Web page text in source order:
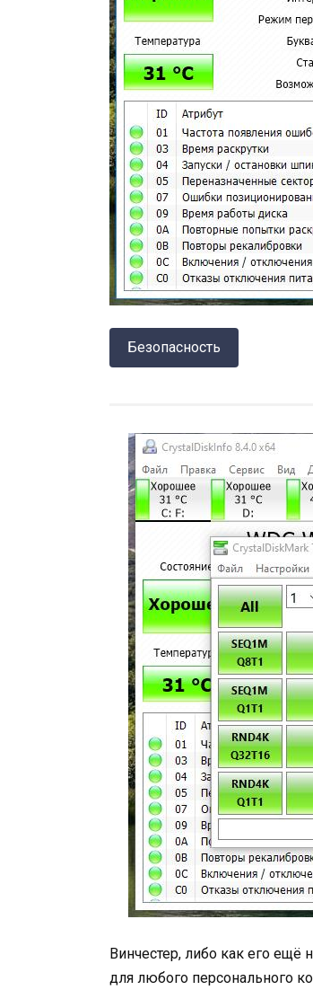
Безопасность
Винчестер, либо как его
для любого персонального